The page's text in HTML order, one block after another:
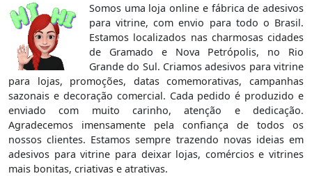
Somos uma loja online e fábrica de adesivos
para vitrine, com envio para todo o Brasil.
Estamos localizados nas charmosas cidades
de Gramado e Nova Petrópolis, no Rio
Grande do Sul. Criamos adesivos para vitrine
para lojas, promoções, datas comemorativas, campanhas
sazonais e decoração comercial. Cada pedido é produzido e
enviado com muito carinho, atenção e dedicação.
Agradecemos imensamente pela confiança de todos os
nossos clientes. Estamos sempre trazendo novas ideias em
adesivos para vitrine para deixar lojas, comércios e vitrines
mais bonitas, criativas e atrativas.